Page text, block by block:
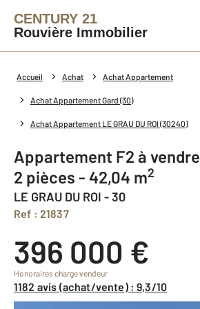
CENTURY 21
Rouvière Immobilier
Accueil Achat Achat Appartement
Achat Appartement Gard (30)
Achat Appartement LE GRAU DU ROI (30240)
Appartement F2 à vendre
2 pièces - 42,04 m2
LE GRAU DU ROI - 30
Ref : 21837
396 000 €
Honoraires charge vendeur
1182 avis (achat/vente) : 9,3/10